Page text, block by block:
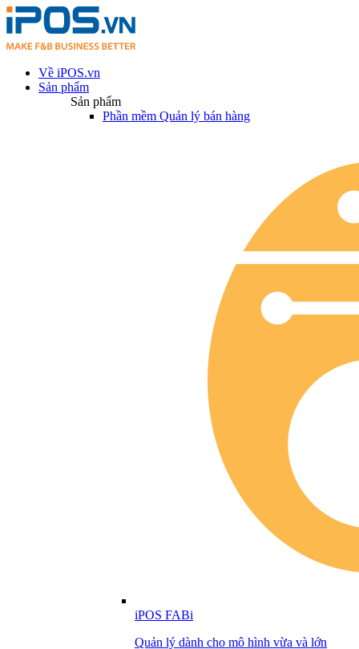
Về iPOS.vn
Sản phẩm
Sản phẩm
Phần mềm Quản lý bán hàng
iPOS FABi
Quản lý dành cho mô hình vừa và lớn